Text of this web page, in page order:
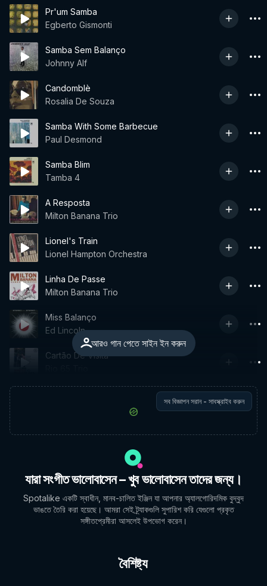
Pr'um Samba
Egberto Gismonti
Samba Sem Balanço
Johnny Alf
Candomblè
Rosalia De Souza
Samba With Some Barbecue
Paul Desmond
Samba Blim
Tamba 4
A Resposta
Milton Banana Trio
Lionel's Train
Lionel Hampton Orchestra
Linha De Passe
Milton Banana Trio
আরও গান পেতে সাইন ইন করুন
Miss Balanço
Ed Lincoln
Cartão De Visita
সব বিজ্ঞাপন সরান - সাবস্ক্রাইব করুন
যারা সংগীত ভালোবাসেন – খুব ভালোবাসেন তাদের জন্য।
Spotalike একটি স্বাধীন, মানব-চালিত ইঞ্জিন যা আপনার অ্যালগোরিদমিক বুদ্বুদ
ভাঙতে তৈরি করা হয়েছে। আমরা সেই ট্র্যাকগুলি সুপারিশ করি যেগুলো প্রকৃত
সঙ্গীতপ্রেমীরা আসলেই উপভোগ করেন।
বৈশিষ্ট্য